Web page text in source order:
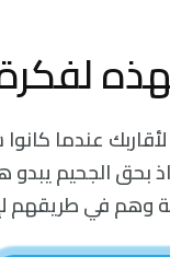
عندما كانوا
الجحيم يبدو
في طريقهم